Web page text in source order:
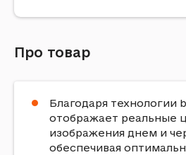
Про товар
Благодаря технологии
отображает реальные
изображения днем ​​и
обеспечивая